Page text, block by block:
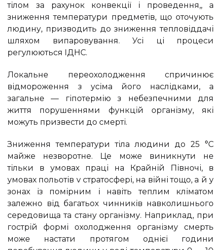
тілом за рахунок конвекції і проведення,, а
зниження температури предметів, що оточують
людину, призводить до зниження тепловіддачі
шляхом випаровування. Усі ці процеси
регулюються ІДНС.
Локальне переохолодження спричинює
відмороження з усіма його наслідками, а
загальне — гіпотермію з небезпечними для
життя порушеннями функцій організму, які
можуть призвести до смерті.
Зниження температури тіла людини до 25 °С
майже незворотне. Це може виникнути не
тільки в умовах праці на Крайній Півночі, в
умовах польотів v стратосфері, на війні тощо, а й у
зонах із помірним і навіть теплим кліматом
залежно від багатьох чинників навколишнього
середовища та стану організму. Наприклад, при
гострій формі охолодження організму смерть
може настати протягом однієї години